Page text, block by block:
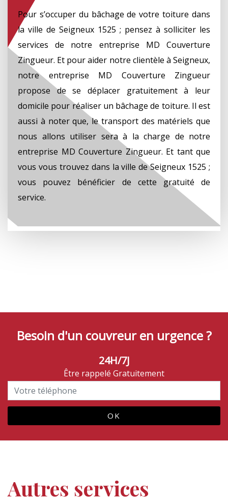
Pour s’occuper du bâchage de votre toiture dans
la ville de Seigneux 1525 ; pensez à solliciter les
services de notre entreprise MD Couverture
Zingueur. Et pour aider notre clientèle à Seigneux,
notre entreprise MD Couverture Zingueur
propose de se déplacer gratuitement à leur
domicile pour réaliser un bâchage de toiture. Il est
aussi à noter que, le transport des matériels que
nous allons utiliser sera à la charge de notre
entreprise MD Couverture Zingueur. Et tant que
vous vous trouvez dans la ville de Seigneux 1525 ;
vous pouvez bénéficier de cette gratuité de
service.
Besoin d'un couvreur en urgence ?
24H/7J
Être rappelé Gratuitement
Autres services